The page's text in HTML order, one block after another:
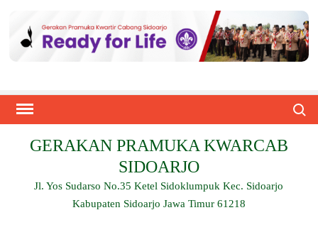
content
GERAKAN PRAMUKA KWARCAB
SIDOARJO
Jl. Yos Sudarso No.35 Ketel Sidoklumpuk Kec. Sidoarjo
Kabupaten Sidoarjo Jawa Timur 61218